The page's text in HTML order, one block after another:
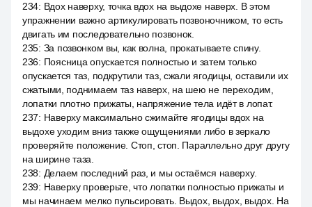
234: Вдох наверху, точка вдох на выдохе наверх. В этом
упражнении важно артикулировать позвоночником, то есть
двигать им последовательно позвонок.
235: За позвонком вы, как волна, прокатываете спину.
236: Поясница опускается полностью и затем только
опускается таз, подкрутили таз, сжали ягодицы, оставили их
сжатыми, поднимаем таз наверх, на шею не переходим,
лопатки плотно прижаты, напряжение тела идёт в лопат.
237: Наверху максимально сжимайте ягодицы вдох на
выдохе уходим вниз также ощущениями либо в зеркало
проверяйте положение. Стоп, стоп. Параллельно друг другу
на ширине таза.
238: Делаем последний раз, и мы остаёмся наверху.
239: Наверху проверьте, что лопатки полностью прижаты и
мы начинаем мелко пульсировать. Выдох, выдох, выдох. На